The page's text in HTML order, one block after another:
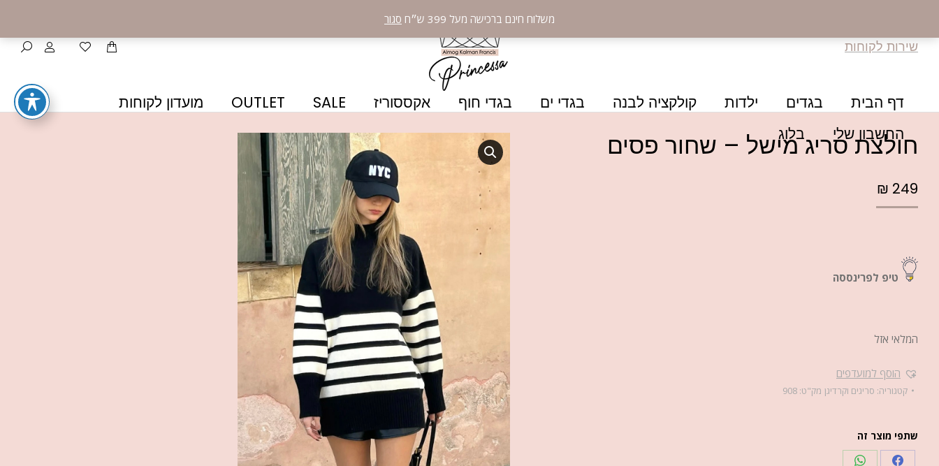
משלוח חינם ברכישה מעל 399 ש״ח סגור
שירות לקוחות
דף הבית בגדים ילדות קולקציה לבנה בגדי ים בגדי חוף אקססוריז SALE
OUTLET
מועדון לקוחות
החשבון שלי
בלוג
חולצת סריג מישל – שחור פסים
₪ 249
טיפ לפרינססה
המלאי אזל
הוסף למועדפים
קטגוריה: סריגים וקרדיגן מק"ט:908
שתפי מוצר זה